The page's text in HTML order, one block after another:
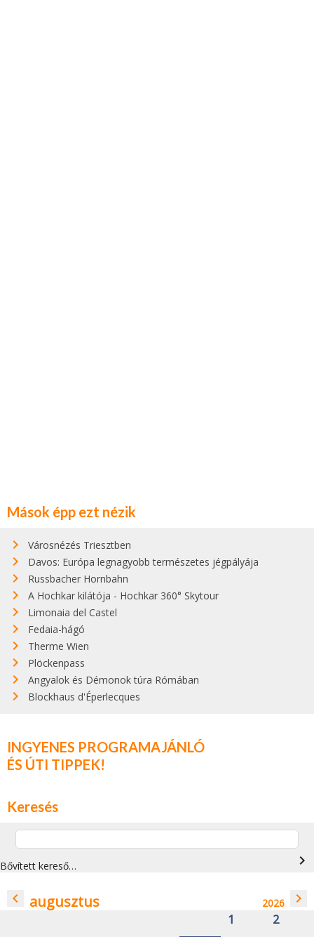
Mások épp ezt nézik
Városnézés Triesztben
Davos: Európa legnagyobb természetes jégpályája
Russbacher Hornbahn
A Hochkar kilátója - Hochkar 360° Skytour
Limonaia del Castel
Fedaia-hágó
Therme Wien
Plöckenpass
Angyalok és Démonok túra Rómában
Blockhaus d'Éperlecques
INGYENES PROGRAMAJÁNLÓ
ÉS ÚTI TIPPEK!
Keresés
Bővített kereső… navigate_next
navigate_before augusztus 2026 navigate_next
1
2